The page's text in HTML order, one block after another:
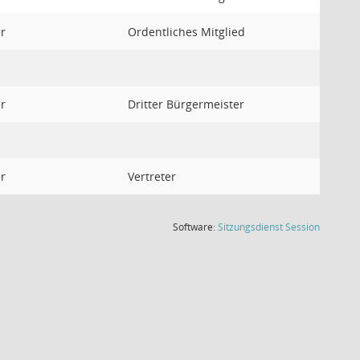
Ordentliches Mitglied
Dritter Bürgermeister
Vertreter
Software:SitzungsdienstSession(Wird in